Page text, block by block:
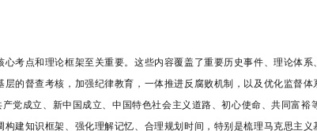
考点和理论框架至关重要。这些内容覆盖了重要历史事件、理论体
的督查考核，加强纪律教育，一体推进反腐败机制，以及优化监督
党成立、新中国成立、中国特色社会主义道路、初心使命、共同富裕
建知识框架、强化理解记忆、合理规划时间，特别是梳理马克思主